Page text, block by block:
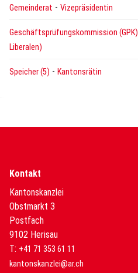
Gemeinderat - Vizepräsidentin
Geschäftsprüfungskommission (GPK)
Liberalen)
Speicher (5) - Kantonsrätin
Kontakt
Kantonskanzlei
Obstmarkt 3
Postfach
9102 Herisau
T: +41 71 353 61 11
kantonskanzlei@ar.ch